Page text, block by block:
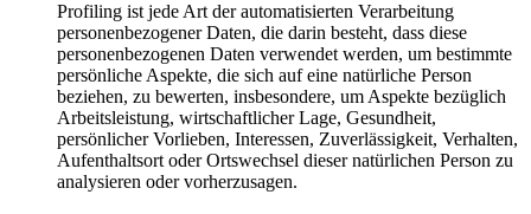
Profiling ist jede Art der automatisierten Verarbeitung
personenbezogener Daten, die darin besteht, dass diese
personenbezogenen Daten verwendet werden, um bestimmte
persönliche Aspekte, die sich auf eine natürliche Person
beziehen, zu bewerten, insbesondere, um Aspekte bezüglich
Arbeitsleistung, wirtschaftlicher Lage, Gesundheit,
persönlicher Vorlieben, Interessen, Zuverlässigkeit, Verhalten,
Aufenthaltsort oder Ortswechsel dieser natürlichen Person zu
analysieren oder vorherzusagen.